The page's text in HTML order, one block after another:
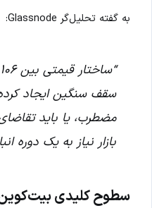
به گفته تحلیل‌گر Glassnode:
سقف سنگین ایجاد
مضطرب، یا باید
بازار نیاز به یک دوره
سطوح کلیدی بیت‌کوین